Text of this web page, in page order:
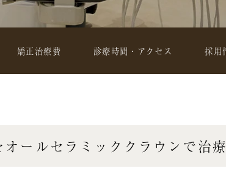
矯正治療費 診療時間・アクセス 採用
ールセラミッククラウンで治